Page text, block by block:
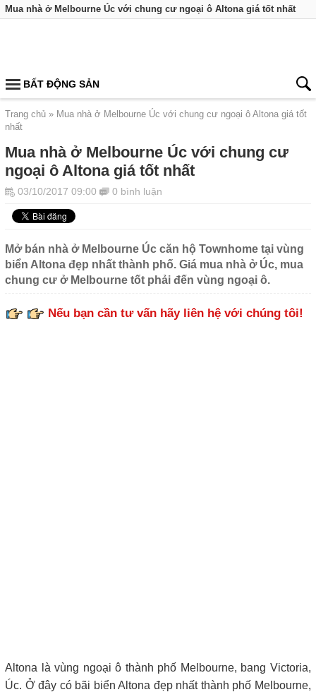
Mua nhà ở Melbourne Úc với chung cư ngoại ô Altona giá tốt nhất
BẤT ĐỘNG SẢN
Trang chủ
Mua nhà ở Melbourne Úc với chung cư ngoại ô Altona giá tốt
nhất
Mua nhà ở Melbourne Úc với chung cư
ngoại ô Altona giá tốt nhất
03/10/2017 09:00 0 bình luận
Mở bán nhà ở Melbourne Úc căn hộ Townhome tại vùng
biển Altona đẹp nhất thành phố. Giá mua nhà ở Úc, mua
chung cư ở Melbourne tốt phải đến vùng ngoại ô.
Nếu bạn cần tư vấn hãy liên hệ với chúng tôi!
Altona là vùng ngoại ô thành phố Melbourne, bang Victoria,
Úc. Ở đây có bãi biển Altona đẹp nhất thành phố Melbourne,